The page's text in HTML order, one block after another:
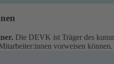
Die DEVK ist Träger des
vorweisen können.